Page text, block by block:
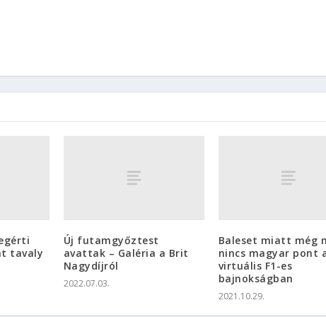
tavaly
Új futamgyőztest
avattak – Galéria a Brit
Nagydíjról
2022.07.03.
Baleset miatt még
nincs magyar pont
virtuális F1-es
bajnokságban
2021.10.29.